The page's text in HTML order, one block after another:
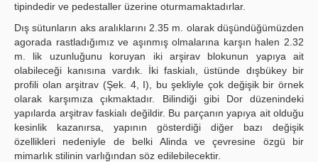
tipindedir ve pedestaller üzerine oturmamaktadırlar.
Dış sütunların aks aralıklarını 2.35 m. olarak düşündüğümüzden
agorada rastladığımız ve aşınmış olmalarına karşın halen 2.32
m. lik uzunluğunu koruyan iki arşirav blokunun yapıya ait
olabileceği kanısına vardık. İki faskialı, üstünde dışbükey bir
profili olan arşitrav (Şek. 4, I), bu şekliyle çok değişik bir örnek
olarak karşımıza çıkmaktadır. Bilindiği gibi Dor düzenindeki
yapılarda arşitrav faskialı değildir. Bu parçanın yapıya ait olduğu
kesinlik kazanırsa, yapının gösterdiği diğer bazı değişik
özellikleri nedeniyle de belki Alinda ve çevresine özgü bir
mimarlık stilinin varlığından söz edilebilecektir.